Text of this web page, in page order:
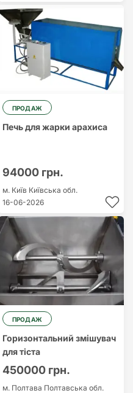
ПРОДАЖ
Печь для жарки арахиса
94000 грн.
м. Київ Київська обл.
16-06-2026
ПРОДАЖ
Горизонтальний змішувач
для тіста
450000 грн.
м. Полтава Полтавська обл.